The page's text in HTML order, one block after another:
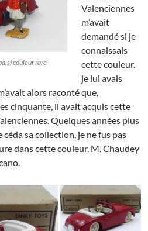
couleur rare
Valenciennes
m’avait
demandé si je
connaissais
cette couleur.
je lui avais
alors raconté que,
cinquante, il avait acquis cette
Quelques années plus
sa collection, je ne fus pas
dans cette couleur. M. Chaudey